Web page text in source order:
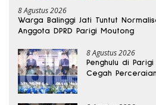
8 Agustus 2026
Warga Balinggi Jati Tuntut
Anggota DPRD Parigi Moutong
8 Agustus 2026
Penghulu di
Cegah